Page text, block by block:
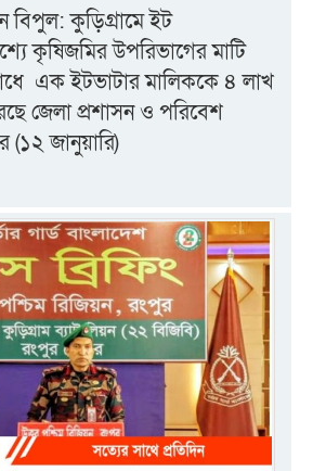
বিপুল: কুড়িগ্রামে ইট
কৃষিজমির উপরিভাগের মাটি
এক ইটভাটার মালিককে ৪ লাখ
জেলা প্রশাসন ও পরিবেশ
(১২ জানুয়ারি)